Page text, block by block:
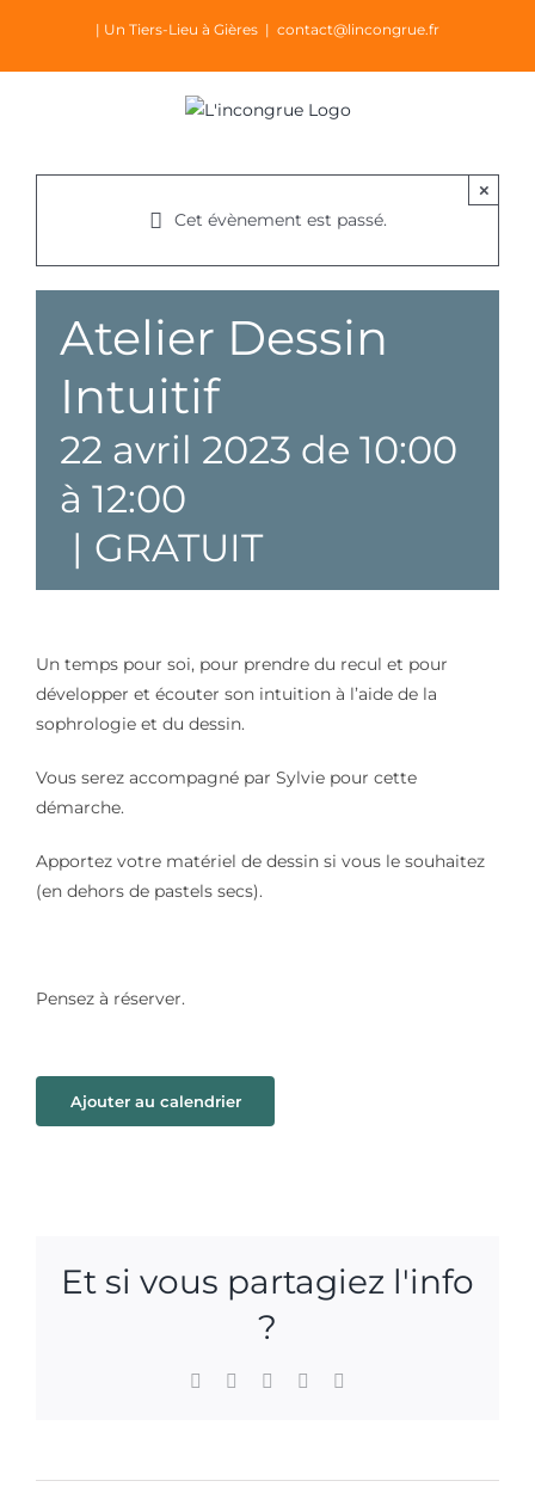
contenu
| Un Tiers-Lieu à Gières | contact@lincongrue.fr
Cet évènement est passé.
×
Atelier Dessin
Intuitif
22 avril 2023 de 10:00
à 12:00
| GRATUIT
Un temps pour soi, pour prendre du recul et pour
développer et écouter son intuition à l’aide de la
sophrologie et du dessin.
Vous serez accompagné par Sylvie pour cette
démarche.
Apportez votre matériel de dessin si vous le souhaitez
(en dehors de pastels secs).
Pensez à réserver.
Ajouter au calendrier
Et si vous partagiez l'info
?
Facebook WhatsApp
Pinterest